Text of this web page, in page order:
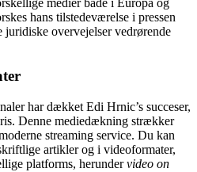
hans tilstedeværelse i pressen
juridiske overvejelser vedrørende
har dækket Edi Hrnic’s succeser,
Denne mediedækning strækker
streaming service. Du kan
artikler og i videoformater,
platforms, herundervideo on